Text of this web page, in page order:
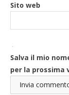
Sito web
Salva il mio
per la prossima